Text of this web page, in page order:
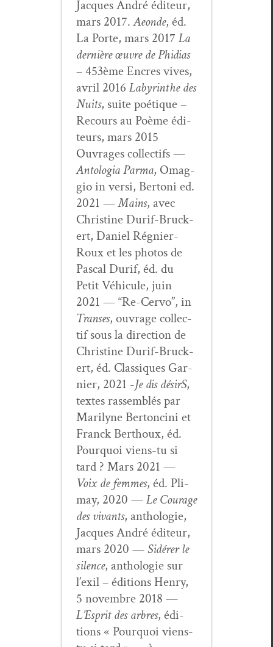
Jacques André édi­teur,
mars 2017.Aeonde, éd.
La Porte, mars 2017 La
dernière œuvre de Phidias
– 453ème Encres vives,
avril 2016 Labyrinthe des
Nuits, suite poé­tique –
Recours au Poème édi­
teurs, mars 2015
Ouvrages col­lec­tifs —
Antolo­gia Par­ma, Omag­
gio in ver­si, Bertoni ed.
2021 —Mains, avec
Chris­tine Durif-Bruck­
ert, Daniel Rég­nier-
Roux et les pho­tos de
Pas­cal Durif, éd. du
Petit Véhicule, juin
2021 — “Re-Cer­vo”, in
Trans­es, ouvrage col­lec­
tif sous la direc­tion de
Chris­tine Durif-Bruck­
ert, éd. Clas­siques Gar­
nier, 2021 -Je dis désirS,
textes rassem­blés par
Mar­i­lyne Bertonci­ni et
Franck Berthoux, éd.
Pourquoi viens-tu si
tard ? Mars 2021 —
Voix de femmes, éd. Pli­
may, 2020 —Le Courage
des vivants, antholo­gie,
Jacques André édi­teur,
mars 2020 — Sidér­er le
silence, antholo­gie sur
l’exil – édi­tions Hen­ry,
5 novem­bre 2018 —
L’Esprit des arbres, édi­
tions « Pourquoi viens-